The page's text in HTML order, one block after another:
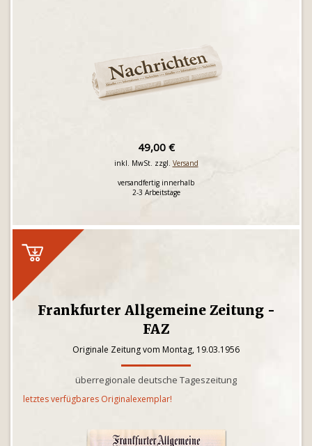
49,00 €
inkl. MwSt. zzgl. Versand
versandfertig innerhalb
2-3 Arbeitstage
Frankfurter Allgemeine Zeitung -
FAZ
Originale Zeitung vom Montag, 19.03.1956
überregionale deutsche Tageszeitung
letztes verfügbares Originalexemplar!